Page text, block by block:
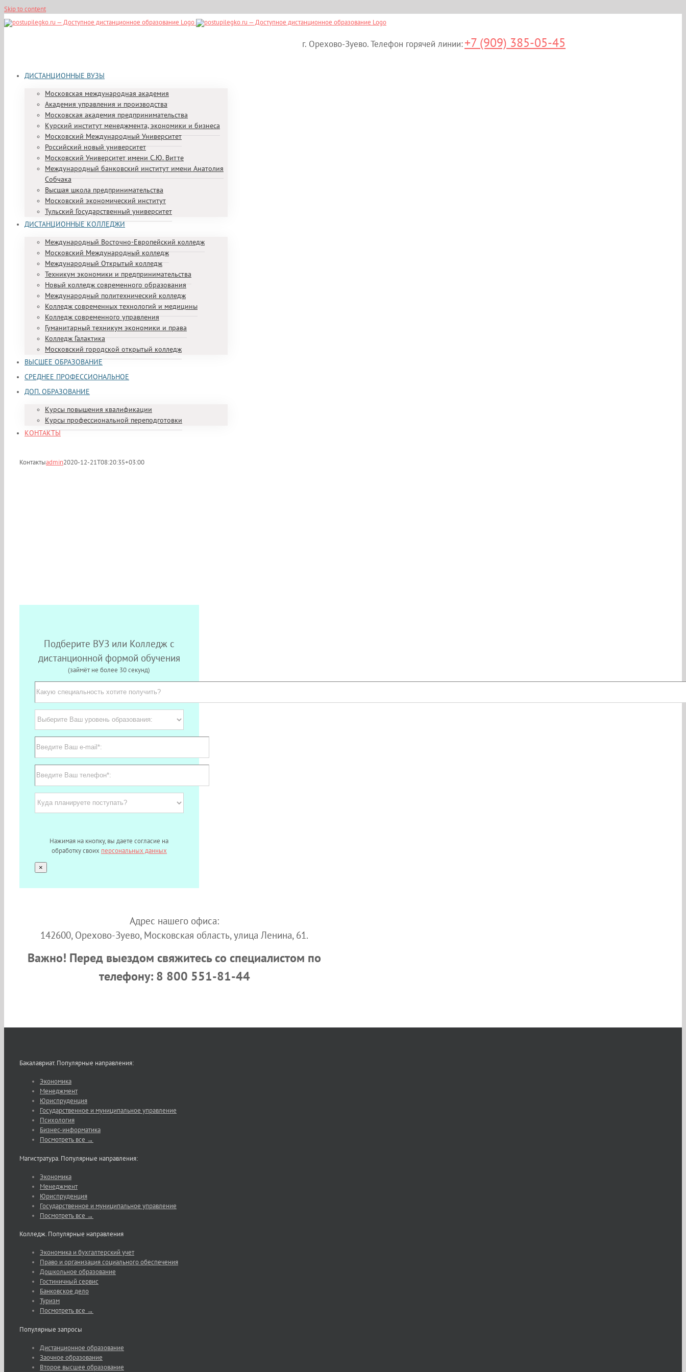
Skip to content
г. Орехово-Зуево. Телефон горячей линии:+7 (909) 385-05-45
ДИСТАНЦИОННЫЕ ВУЗЫ
Московская международная академия
Академия управления и производства
Московская академия предпринимательства
Курский институт менеджмента, экономики и бизнеса
Московский Международный Университет
Российский новый университет
Московский Университет имени С.Ю. Витте
Международный банковский институт имени Анатолия
Собчака
Высшая школа предпринимательства
Московский экономический институт
Тульский Государственный университет
ДИСТАНЦИОННЫЕ КОЛЛЕДЖИ
Международный Восточно-Европейский колледж
Московский Международный колледж
Международный Открытый колледж
Техникум экономики и предпринимательства
Новый колледж современного образования
Международный политехнический колледж
Колледж современных технологий и медицины
Колледж современного управления
Гуманитарный техникум экономики и права
Колледж Галактика
Московский городской открытый колледж
ВЫСШЕЕ ОБРАЗОВАНИЕ
СРЕДНЕЕ ПРОФЕССИОНАЛЬНОЕ
ДОП. ОБРАЗОВАНИЕ
Курсы повышения квалификации
Курсы профессиональной переподготовки
КОНТАКТЫ
Контактыadmin2020-12-21T08:20:35+03:00
Подберите ВУЗ или Колледж с
дистанционной формой обучения
(займёт не более 30 секунд)
Нажимая на кнопку, вы даете согласие на
обработку своих персональных данных
×
Адрес нашего офиса:
142600, Орехово-Зуево, Московская область, улица Ленина, 61.
Важно! Перед выездом свяжитесь со специалистом по
телефону: 8 800 551-81-44
Бакалавриат. Популярные направления:
Экономика
Менеджмент
Юриспруденция
Государственное и муниципальное управление
Психология
Бизнес-информатика
Посмотреть все →
Магистратура. Популярные направления:
Экономика
Менеджмент
Юриспруденция
Государственное и муниципальное управление
Посмотреть все →
Колледж. Популярные направления
Экономика и бухгалтерский учет
Право и организация социального обеспечения
Дошкольное образование
Гостиничный сервис
Банковское дело
Туризм
Посмотреть все →
Популярные запросы
Дистанционное образование
Заочное образование
Второе высшее образование